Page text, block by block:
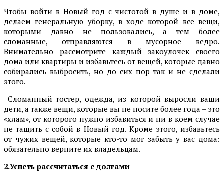
Чтобы войти в Новый год с чистотой в душе и в доме,
делаем генеральную уборку, в ходе которой все вещи,
которыми давно не пользовались, а тем более
сломанные, отправляются в мусорное ведро.
Внимательно рассмотрите каждый закоулочек своего
дома или квартиры и избавьтесь от вещей, которые давно
собирались выбросить, но до сих пор так и не сделали
этого.
Сломанный тостер, одежда, из которой выросли ваши
дети, а также вещи, которые вы не носите более года – это
«хлам», от которого нужно избавиться и ни в коем случае
не тащить с собой в Новый год. Кроме этого, избавьтесь
от чужих вещей, которые кто-то мог забыть у вас дома:
обязательно верните их владельцам.
2.Успеть рассчитаться с долгами